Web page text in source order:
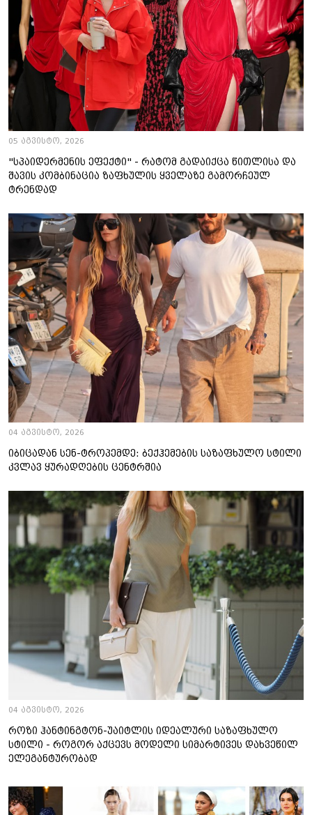
05 აგვისტო, 2026
"სპაიდერმენის ეფექტი" - რატომ გადაიქცა წითლისა და
შავის კომბინაცია ზაფხულის ყველაზე გამორჩეულ
ტრენდად
04 აგვისტო, 2026
იბიცადან სენ-ტროპემდე: ბექჰემების საზაფხულო სტილი
კვლავ ყურადღების ცენტრშია
04 აგვისტო, 2026
როზი ჰანტინგტონ-უაიტლის იდეალური საზაფხულო
სტილი - როგორ აქცევს მოდელი სიმარტივეს დახვეწილ
ელეგანტურობად